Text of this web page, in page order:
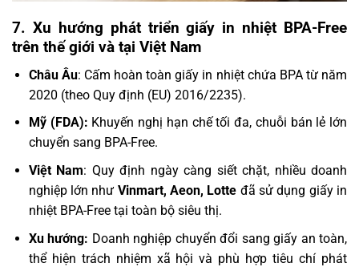
7. Xu hướng phát triển giấy in nhiệt BPA-Free
trên thế giới và tại Việt Nam
Châu Âu: Cấm hoàn toàn giấy in nhiệt chứa BPA từ năm
2020 (theo Quy định (EU) 2016/2235).
Mỹ (FDA): Khuyến nghị hạn chế tối đa, chuỗi bán lẻ lớn
chuyển sang BPA-Free.
Việt Nam: Quy định ngày càng siết chặt, nhiều doanh
nghiệp lớn như Vinmart, Aeon, Lotte đã sử dụng giấy in
nhiệt BPA-Free tại toàn bộ siêu thị.
Xu hướng: Doanh nghiệp chuyển đổi sang giấy an toàn,
thể hiện trách nhiệm xã hội và phù hợp tiêu chí phát